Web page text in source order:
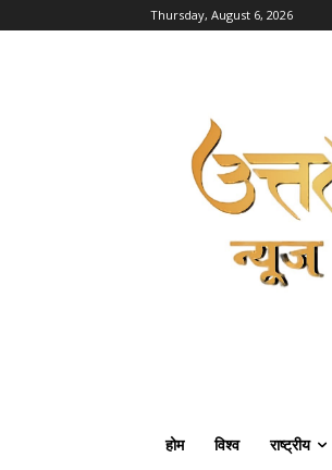
Thursday, August 6, 2026
होम विश्व राष्ट्रीय